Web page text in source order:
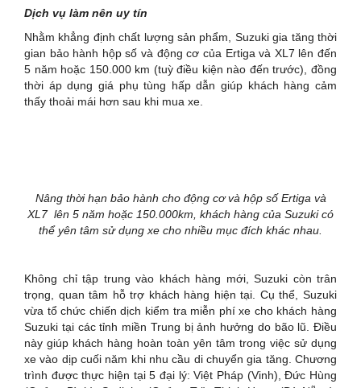
Dịch vụ làm nên uy tín
Nhằm khẳng định chất lượng sản phẩm, Suzuki gia tăng thời
gian bảo hành hộp số và động cơ của Ertiga và XL7 lên đến
5 năm hoặc 150.000 km (tuỳ điều kiện nào đến trước), đồng
thời áp dụng giá phụ tùng hấp dẫn giúp khách hàng cảm
thấy thoải mái hơn sau khi mua xe.
Nâng thời hạn bảo hành cho động cơ và hộp sốErtiga và
XL7 lên 5 năm hoặc 150.000km, khách hàng của Suzuki có
thể yên tâm sử dụng xe cho nhiều mục đích khác nhau.
Không chỉ tập trung vào khách hàng mới, Suzuki còn trân
trọng, quan tâm hỗ trợ khách hàng hiện tại. Cụ thể, Suzuki
vừa tổ chức chiến dịch kiểm tra miễn phí xe cho khách hàng
Suzuki tại các tỉnh miền Trung bị ảnh hưởng do bão lũ. Điều
này giúp khách hàng hoàn toàn yên tâm trong việc sử dụng
xe vào dịp cuối năm khi nhu cầu di chuyển gia tăng. Chương
trình được thực hiện tại 5 đại lý: Việt Pháp (Vinh), Đức Hùng